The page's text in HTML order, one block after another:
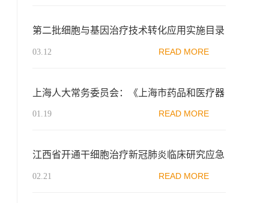
第二批细胞与基因治疗技术转化应用实施目录
公布
03.12 READ MORE
上海人大常务委员会：《上海市药品和医疗器
械管理条例》通过！支持细胞和基因治疗
01.19 READ MORE
江西省开通干细胞治疗新冠肺炎临床研究应急
审核通道
02.21 READ MORE